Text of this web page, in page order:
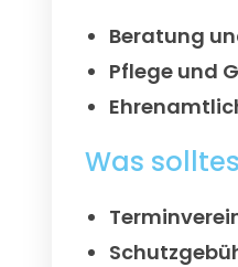
Beratung
Pflege und
Was